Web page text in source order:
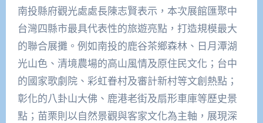
南投縣府觀光處處長陳志賢表示，本次展館匯聚中
台灣四縣市最具代表性的旅遊亮點，打造規模最大
的聯合展攤。例如南投的鹿谷茶鄉森林、日月潭湖
光山色、清境農場的高山風情及原住民文化；台中
的國家歌劇院、彩虹眷村及審計新村等文創熱點；
彰化的八卦山大佛、鹿港老街及扇形車庫等歷史景
點；苗栗則以自然景觀與客家文化為主軸，展現深